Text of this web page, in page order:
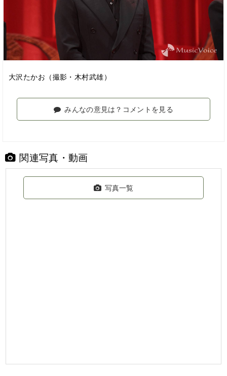
大沢たかお（撮影・木村武雄）
みんなの意見は？コメントを見る
関連写真・動画
写真一覧